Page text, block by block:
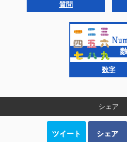
質問
数字
シェア
ツイート シェア